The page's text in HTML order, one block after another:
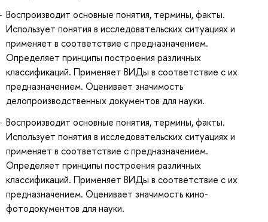
Воспроизводит основные понятия, термины, факты.
Использует понятия в исследовательских ситуациях и
применяет в соответствие с предназначением.
Определяет принципы построения различных
классификаций. Применяет ВИДы в соответствие с их
предназначением. Оценивает значимость
делопроизводственных документов для науки.
Воспроизводит основные понятия, термины, факты.
Использует понятия в исследовательских ситуациях и
применяет в соответствие с предназначением.
Определяет принципы построения различных
классификаций. Применяет ВИДы в соответствие с их
предназначением. Оценивает значимость кино-
фотодокументов для науки.